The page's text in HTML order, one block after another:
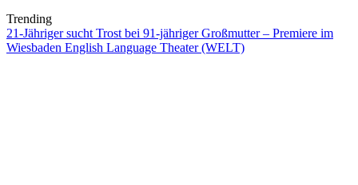
Trending
21-Jähriger sucht Trost bei 91-jähriger Großmutter – Premiere im
Wiesbaden English Language Theater (WELT)